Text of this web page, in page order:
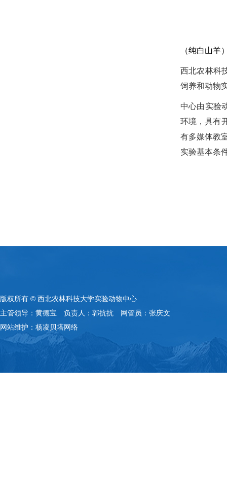
（纯白山羊
西北农林科
饲养和动物
中心由实验
环境，具有
有多媒体教
实验基本条
版权所有 © 西北农林科技大学实验动物中心
主管领导：黄德宝 负责人：郭抗抗 网管员：张庆文
网站维护：杨凌贝塔网络